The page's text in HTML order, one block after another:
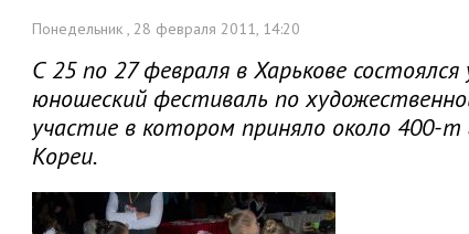
Понедельник , 28 февраля 2011, 14:20
С 25 по 27 февраля в Харькове
юношеский фестиваль по
участие в котором приняло около 400-
Кореи.